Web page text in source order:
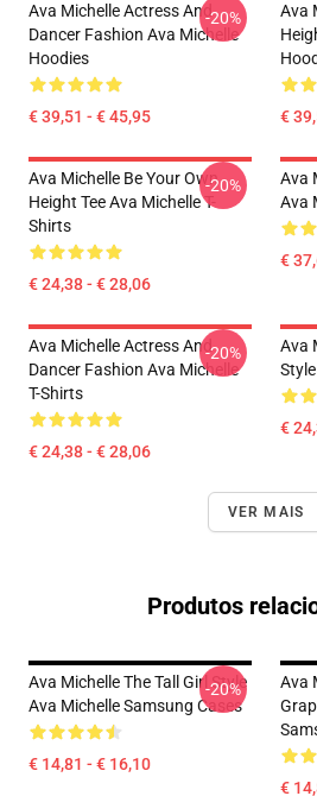
Ava Michelle Actress And
Dancer Fashion Ava Michelle
Hoodies
€ 39,51 - € 45,95
-20%
Ava
€
Ava Michelle Be Your Own
Height Tee Ava Michelle T-
Shirts
€ 24,38 - € 28,06
-20%
Ava
Ava
€
Ava Michelle Actress And
Dancer Fashion Ava Michelle
T-Shirts
€ 24,38 - € 28,06
-20%
Ava
€
VER MAIS
Produtos
Ava Michelle The Tall Girl Style
Ava Michelle Samsung Cases
€ 14,81 - € 16,10
-20%
Ava
€